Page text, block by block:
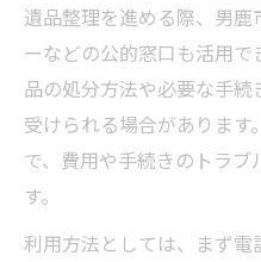
遺品整理を進める際、男
ーなどの公的窓口も活用
品の処分方法や必要な手
受けられる場合があります
で、費用や手続きのトラ
す。
利用方法としては、まず電